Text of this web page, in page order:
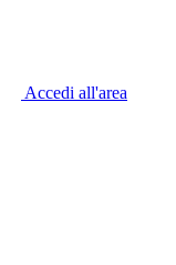
Accedi all'area